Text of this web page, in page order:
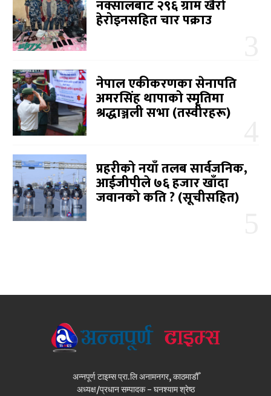
नक्सालबाट २९६ ग्राम खैरो
हेरोइनसहित चार पक्राउ
नेपाल एकीकरणका सेनापति
अमरसिंह थापाको स्मृतिमा
श्रद्धाञ्जली सभा (तस्वीरहरू)
प्रहरीको नयाँ तलब सार्वजनिक,
आईजीपीले ७६ हजार खाँदा
जवानको कति ? (सूचीसहित)
अन्नपूर्ण टाइम्स प्रा.लि अनामनगर, काठमाडौँ
अध्यक्ष/प्रधान सम्पादक - घनश्याम श्रेष्ठ